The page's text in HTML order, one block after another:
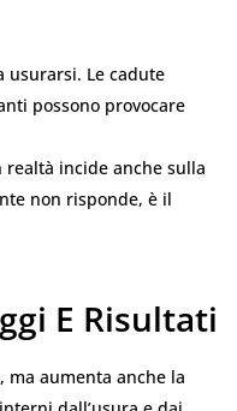
usurarsi. Le cadute
possono provocare
incide anche sulla
non risponde, è il
E Risultati
ma aumenta anche la